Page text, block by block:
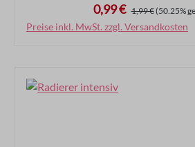
Verkaufspreis:0,99 € Regulärer Preis:
1,99 €(50.25%
Preise inkl. MwSt. zzgl. Versandkosten
In den Warenkorb